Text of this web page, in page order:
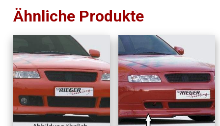
Ähnliche Produkte